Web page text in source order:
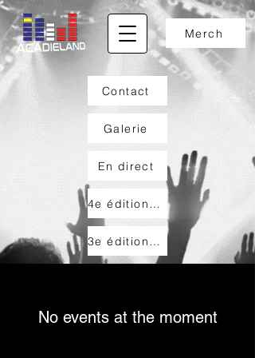
Merch
En direct
Galerie
Contact
4e édition de La tournée des Bars
3e édition du Party comme dans l'temps
No events at the moment